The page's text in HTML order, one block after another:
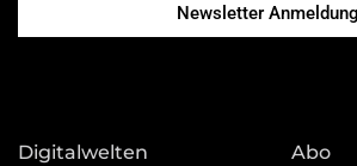
Newsletter Anmeldung
Digitalwelten
Abo